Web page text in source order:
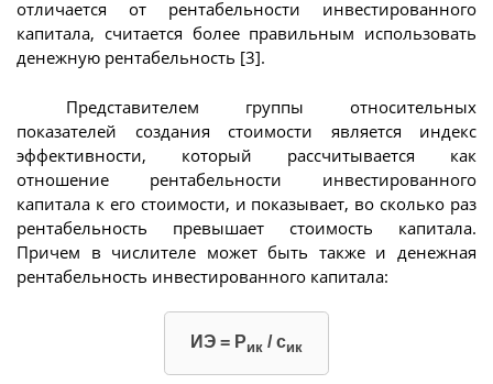
отличается от рентабельности инвестированного
капитала, считается более правильным использовать
денежную рентабельность [3].
Представителем группы относительных
показателей создания стоимости является индекс
эффективности, который рассчитывается как
отношение рентабельности инвестированного
капитала к его стоимости, и показывает, во сколько раз
рентабельность превышает стоимость капитала.
Причем в числителе может быть также и денежная
рентабельность инвестированного капитала:
ИЭ = Рик / сик